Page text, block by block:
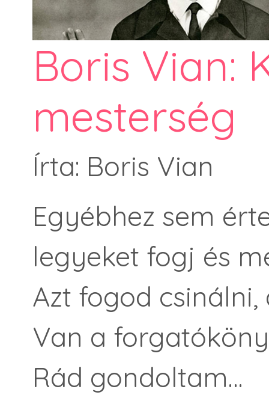
Boris Vian:
mesterség
Írta: Boris Vian
Egyébhez sem
legyeket fogj és
Azt fogod
Van a
Rád gondoltam…